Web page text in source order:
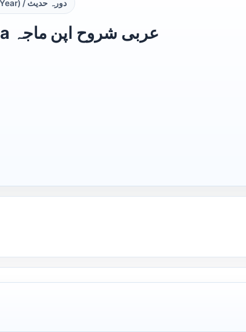
Dora e Hadith (8th Year) / دورہ حدیث
Shurooh E Ibn-e-Maja عربی شروح اپن ماجہ